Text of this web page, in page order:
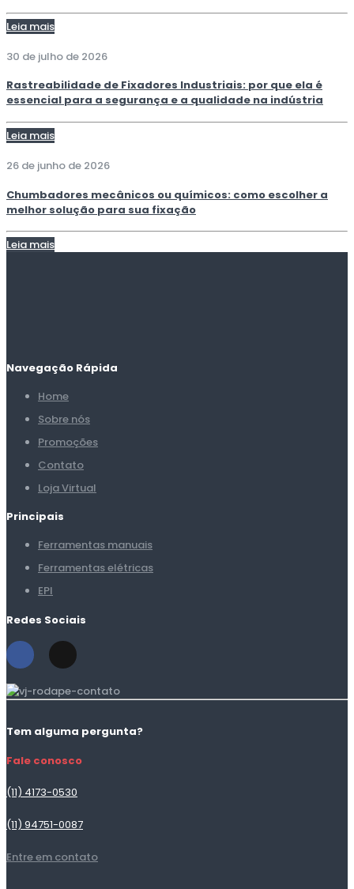
Leia mais
30 de julho de 2026
Rastreabilidade de Fixadores Industriais: por que ela é
essencial para a segurança e a qualidade na indústria
Leia mais
26 de junho de 2026
Chumbadores mecânicos ou químicos: como escolher a
melhor solução para sua fixação
Leia mais
Navegação Rápida
Home
Sobre nós
Promoções
Contato
Loja Virtual
Principais
Ferramentas manuais
Ferramentas elétricas
EPI
Redes Sociais
Tem alguma pergunta?
Fale conosco
(11) 4173-0530
(11) 94751-0087
Entre em contato